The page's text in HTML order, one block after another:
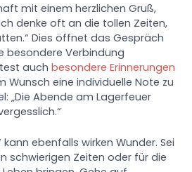
mit einem herzlichen Gruß,
denke oft an die tollen Zeiten,
Dies öffnet das Gespräch
besondere Verbindung
auchbesondere Erinnerungen
Wunsch eine individuelle Note zu
„Die Abende am Lagerfeuer
kann ebenfalls wirken Wunder. Sei
schwierigen Zeiten oder für die